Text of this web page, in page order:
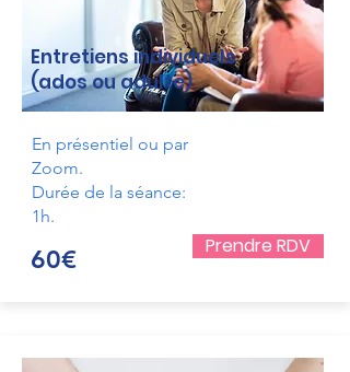
Entretiens individuels
(ados ou adulte)
En présentiel ou par
Zoom.
Durée de la séance:
1h.
60€ Prendre RDV